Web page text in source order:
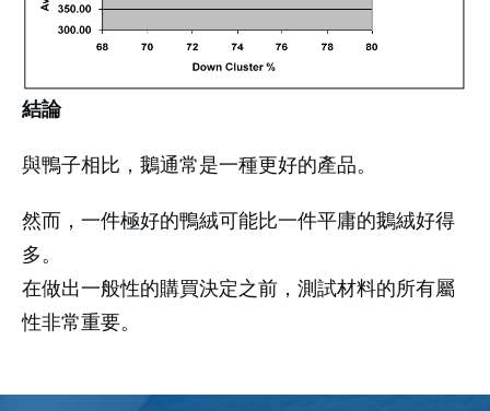
結論
與鴨子相比，鵝通常是一種更好的產品。
然而，一件極好的鴨絨可能比一件平庸的鵝絨好得
多。
在做出一般性的購買決定之前，測試材料的所有屬
性非常重要。